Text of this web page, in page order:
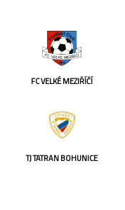
FC VELKÉ MEZIŘÍČÍ
TJ TATRAN BOHUNICE